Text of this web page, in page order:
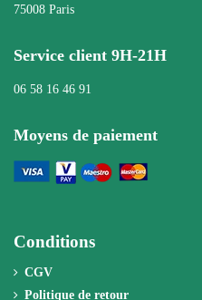
75008 Paris
Service client 9H-21H
06 58 16 46 91
Moyens de paiement
Conditions
CGV
Politique de retour